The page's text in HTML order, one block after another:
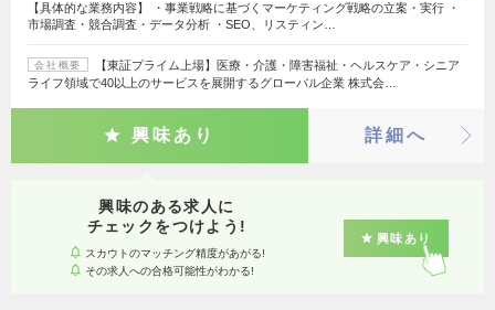
【具体的な業務内容】 ・事業戦略に基づくマーケティング戦略の立案・実行 ・
市場調査・競合調査・データ分析 ・SEO、リスティン…
会社概要
【東証プライム上場】医療・介護・障害福祉・ヘルスケア・シニア
ライフ領域で40以上のサービスを展開するグローバル企業 株式会…
興味あり 詳細へ
興味のある求人に
チェックをつけよう!
スカウトのマッチング精度があがる!
その求人への合格可能性がわかる!
興味あり